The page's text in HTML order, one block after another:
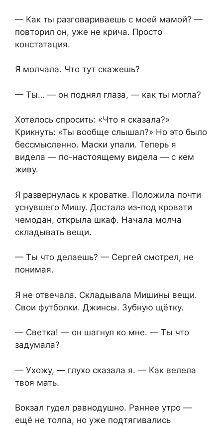
— Как ты разговариваешь с моей мамой? —
повторил он, уже не крича. Просто
констатация.
Я молчала. Что тут скажешь?
— Ты… — он поднял глаза, — как ты могла?
Хотелось спросить: «Что я сказала?»
Крикнуть: «Ты вообще слышал?» Но это было
бессмысленно. Маски упали. Теперь я
видела — по-настоящему видела — с кем
живу.
Я развернулась к кроватке. Положила почти
уснувшего Мишу. Достала из-под кровати
чемодан, открыла шкаф. Начала молча
складывать вещи.
— Ты что делаешь? — Сергей смотрел, не
понимая.
Я не отвечала. Складывала Мишины вещи.
Свои футболки. Джинсы. Зубную щётку.
— Светка! — он шагнул ко мне. — Ты что
задумала?
— Ухожу, — глухо сказала я. — Как велела
твоя мать.
Вокзал гудел равнодушно. Раннее утро —
ещё не толпа, но уже подтягивались